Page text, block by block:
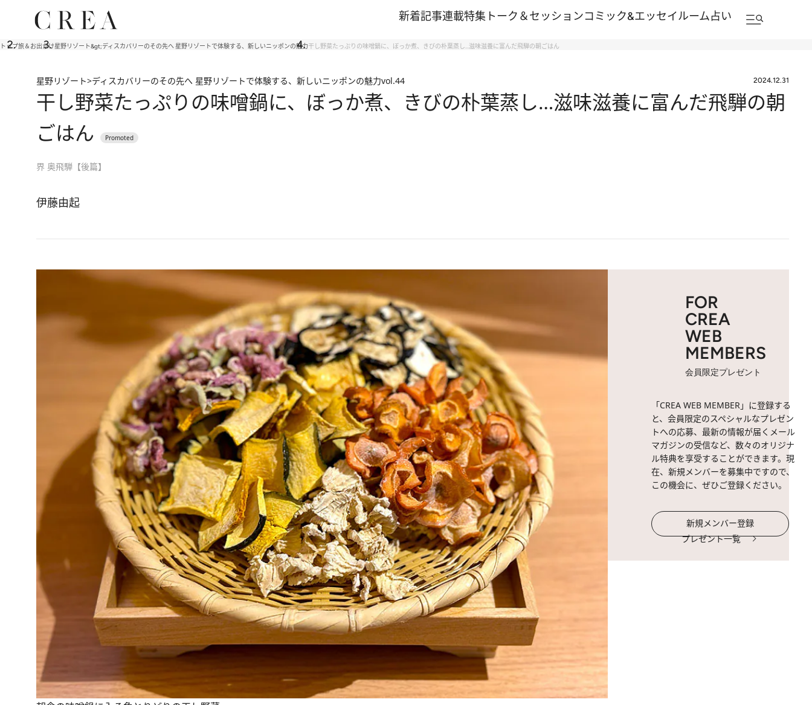
新着記事連載特集 トーク＆セッションコミック&エッセイルーム占い
トップ旅＆お出かけ星野リゾート&gt;ディスカバリーのその先へ 星野リゾートで体験する、新しいニッポンの魅力干し野菜たっぷりの味噌鍋に、ぼっか煮、きびの朴葉蒸し…滋味滋養に富んだ飛騨の朝ごはん
星野リゾート>ディスカバリーのその先へ 星野リゾートで体験する、新しいニッポンの魅力vol.44 2024.12.31
干し野菜たっぷりの味噌鍋に、ぼっか煮、きびの朴葉蒸し…滋味滋養に富んだ飛騨の朝
ごはん
界 奥飛騨【後篇】
伊藤由起
FOR
CREA
WEB
MEMBERS
会員限定プレゼント
「CREA WEB MEMBER」に登録する
と、会員限定のスペシャルなプレゼン
トへの応募、最新の情報が届くメール
マガジンの受信など、数々のオリジナ
ル特典を享受することができます。現
在、新規メンバーを募集中ですので、
この機会に、ぜひご登録ください。
新規メンバー登録
プレゼント一覧